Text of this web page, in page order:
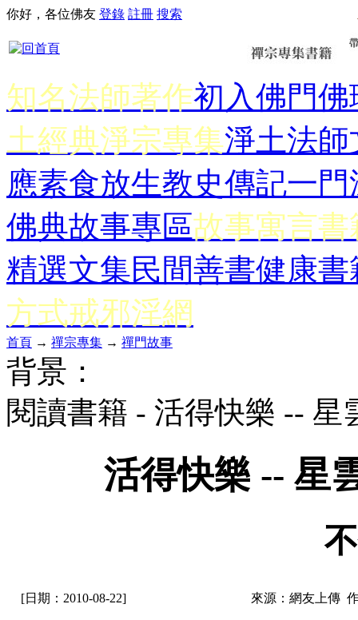
你好，各位佛友 登錄 註冊 搜索
知名法師著作初入佛門佛
土經典淨宗專集淨土法師
應素食放生教史傳記一門
佛典故事專區故事寓言書
精選文集民間善書健康書
方式戒邪淫網
首頁 → 禪宗專集 → 禪門故事
背景：
閱讀書籍 - 活得快樂 --
活得快樂 -- 星
[日期：2010-08-22] 來源：網友上傳